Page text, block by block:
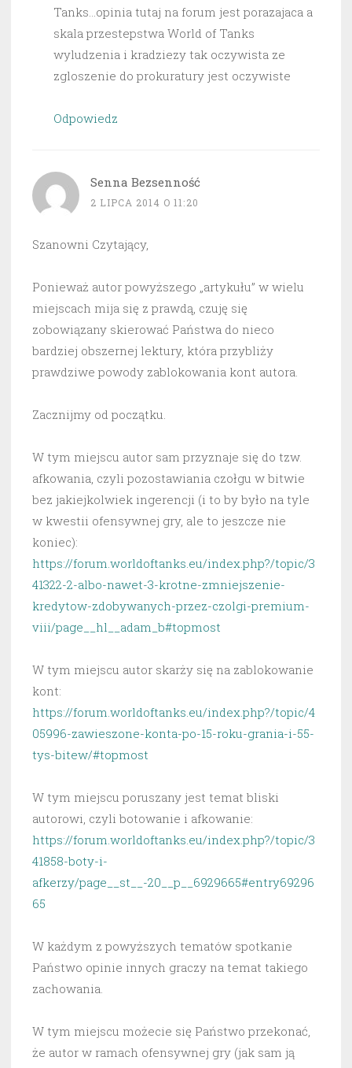
Tanks…opinia tutaj na forum jest porazajaca a
skala przestepstwa World of Tanks
wyludzenia i kradziezy tak oczywista ze
zgloszenie do prokuratury jest oczywiste
Odpowiedz
Senna Bezsenność
2 LIPCA 2014 O 11:20
Szanowni Czytający,
Ponieważ autor powyższego „artykułu” w wielu
miejscach mija się z prawdą, czuję się
zobowiązany skierować Państwa do nieco
bardziej obszernej lektury, która przybliży
prawdziwe powody zablokowania kont autora.
Zacznijmy od początku.
W tym miejscu autor sam przyznaje się do tzw.
afkowania, czyli pozostawiania czołgu w bitwie
bez jakiejkolwiek ingerencji (i to by było na tyle
w kwestii ofensywnej gry, ale to jeszcze nie
koniec):
https://forum.worldoftanks.eu/index.php?/topic/3
41322-2-albo-nawet-3-krotne-zmniejszenie-
kredytow-zdobywanych-przez-czolgi-premium-
viii/page__hl__adam_b#topmost
W tym miejscu autor skarży się na zablokowanie
kont:
https://forum.worldoftanks.eu/index.php?/topic/4
05996-zawieszone-konta-po-15-roku-grania-i-55-
tys-bitew/#topmost
W tym miejscu poruszany jest temat bliski
autorowi, czyli botowanie i afkowanie:
https://forum.worldoftanks.eu/index.php?/topic/3
41858-boty-i-
afkerzy/page__st__-20__p__6929665#entry69296
65
W każdym z powyższych tematów spotkanie
Państwo opinie innych graczy na temat takiego
zachowania.
W tym miejscu możecie się Państwo przekonać,
że autor w ramach ofensywnej gry (jak sam ją